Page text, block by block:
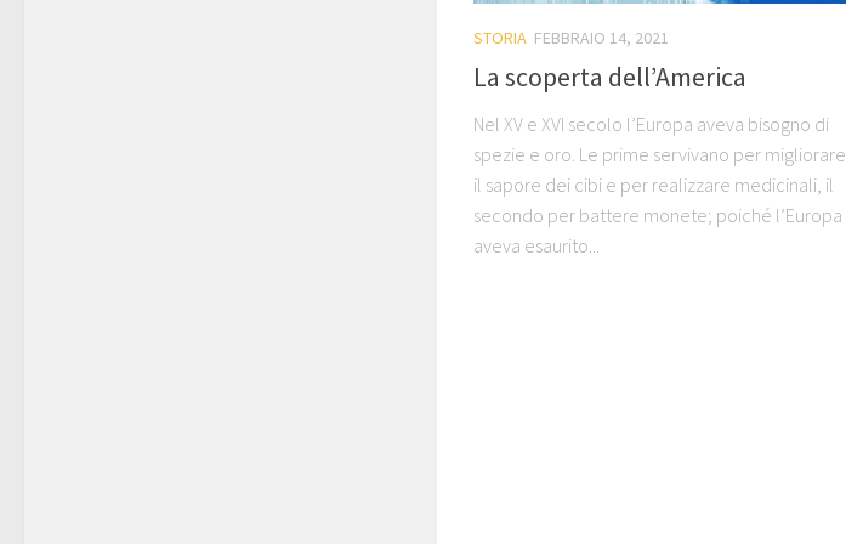
STORIA FEBBRAIO 14, 2021
La scoperta dell’America
Nel XV e XVI secolo l’Europa aveva bisogno di
spezie e oro. Le prime servivano per migliorare
il sapore dei cibi e per realizzare medicinali, il
secondo per battere monete; poiché l’Europa
aveva esaurito...